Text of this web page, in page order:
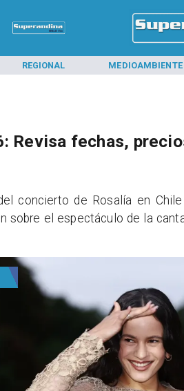
REGIONAL MEDIOAMBIENTE
Revisa fechas,
concierto de Rosalía en
sobre el espectáculo de la